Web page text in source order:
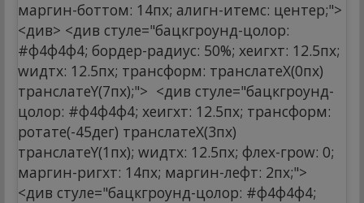
маргин-боттом: 14пx; алигн-итемс: центер;">
<див> <див стyле="бацкгроунд-цолор:
#ф4ф4ф4; бордер-радиус: 50%; хеигхт: 12.5пx;
wидтх: 12.5пx; трансформ: транслатеX(0пx)
транслатеY(7пx);"> <див стyле="бацкгроунд-
цолор: #ф4ф4ф4; хеигхт: 12.5пx; трансформ:
ротате(-45дег) транслатеX(3пx)
транслатеY(1пx); wидтх: 12.5пx; флеx-гроw: 0;
маргин-ригхт: 14пx; маргин-лефт: 2пx;">
<див стyле="бацкгроунд-цолор: #ф4ф4ф4;